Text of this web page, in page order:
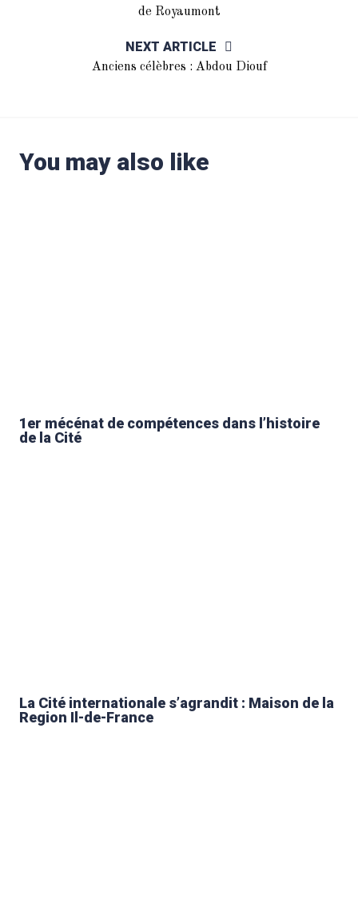
de Royaumont
NEXT ARTICLE
Anciens célèbres : Abdou Diouf
You may also like
1er mécénat de compétences dans l’histoire
de la Cité
La Cité internationale s’agrandit : Maison de la
Region Il-de-France